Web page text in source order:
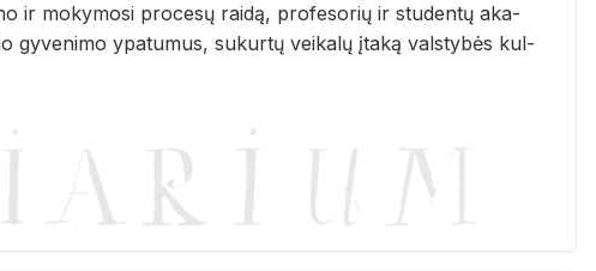
ir mo­ky­mo­si pro­ce­sų rai­dą, pro­fe­so­rių ir stu­den­tų aka­
gy­ve­ni­mo ypa­tu­mus, su­kur­tų vei­ka­lų įta­ką vals­ty­bės kul­